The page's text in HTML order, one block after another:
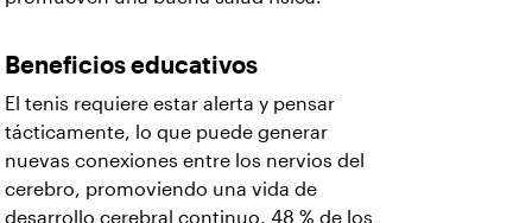
Beneficios educativos
El tenis requiere estar alerta y pensar
tácticamente, lo que puede generar
nuevas conexiones entre los nervios del
cerebro, promoviendo una vida de
desarrollo cerebral continuo. 48 % de los